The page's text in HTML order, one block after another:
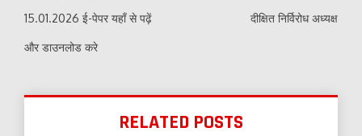
15.01.2026 ई-पेपर यहाँ से पढ़ें
और डाउनलोड करे
दीक्षित निर्विरोध अध्यक्ष
RELATED POSTS